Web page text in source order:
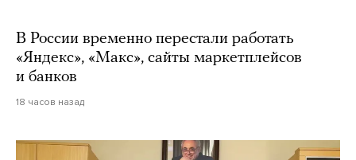
В России временно перестали работать
«Яндекс», «Макс», сайты маркетплейсов
и банков
18 часов назад